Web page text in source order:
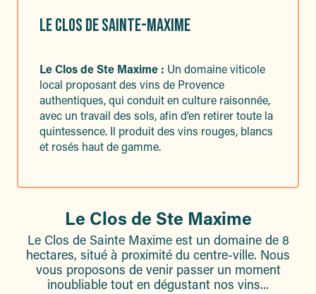
LE CLOS DE SAINTE-MAXIME
Le Clos de Ste Maxime : Un domaine viticole
local proposant des vins de Provence
authentiques, qui conduit en culture raisonnée,
avec un travail des sols, afin d’en retirer toute la
quintessence. Il produit des vins rouges, blancs
et rosés haut de gamme.
Le Clos de Ste Maxime
Le Clos de Sainte Maxime est un domaine de 8
hectares, situé à proximité du centre-ville. Nous
vous proposons de venir passer un moment
inoubliable tout en dégustant nos vins...